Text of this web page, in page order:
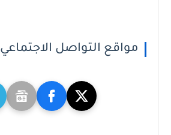
مواقع التواصل الاجتماعي